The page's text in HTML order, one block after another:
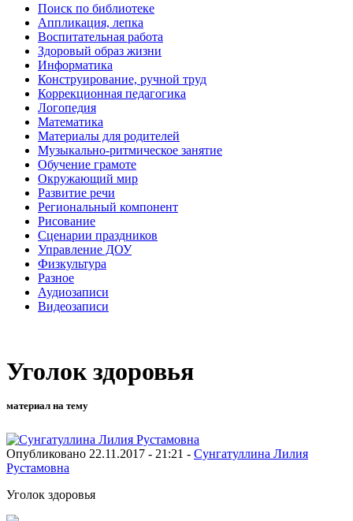
Поиск по библиотеке
Аппликация, лепка
Воспитательная работа
Здоровый образ жизни
Информатика
Конструирование, ручной труд
Коррекционная педагогика
Логопедия
Математика
Материалы для родителей
Музыкально-ритмическое занятие
Обучение грамоте
Окружающий мир
Развитие речи
Региональный компонент
Рисование
Сценарии праздников
Управление ДОУ
Физкультура
Разное
Аудиозаписи
Видеозаписи
Уголок здоровья
материал на тему
Опубликовано 22.11.2017 - 21:21 - Сунгатуллина Лилия
Рустамовна
Уголок здоровья